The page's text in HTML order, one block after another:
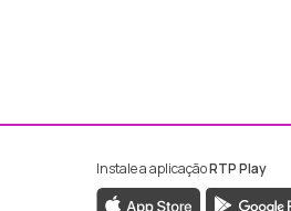
da RTP Madeira
da RTP Madeira
Instale a aplicaçãoRTP Play